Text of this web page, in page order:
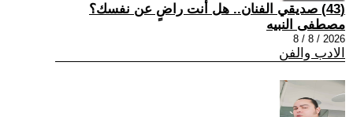
(43) صديقي الفنان.. هل أنت راضٍ عن نفسك؟
مصطفى النبيه
2026 / 8 / 8
الادب والفن